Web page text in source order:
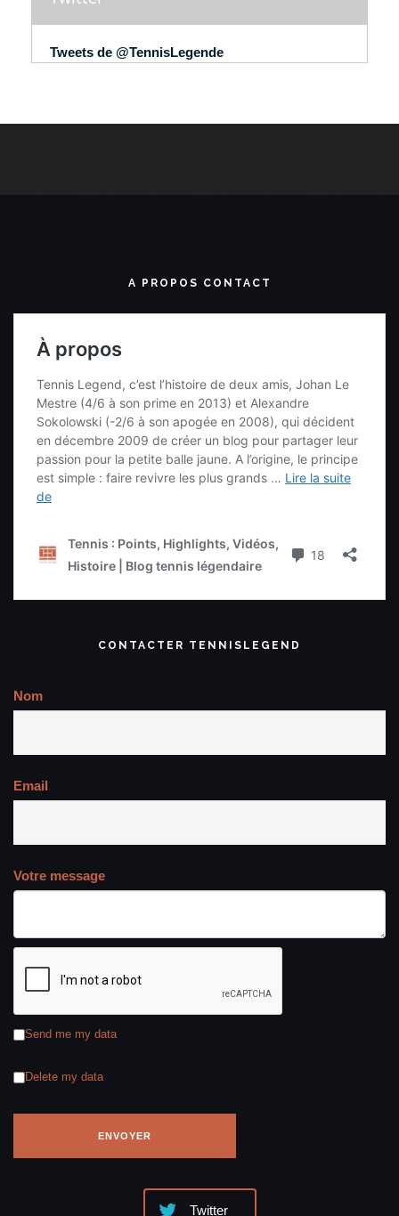
Tweets de @TennisLegende
A PROPOS CONTACT
CONTACTER TENNISLEGEND
Nom
Email
Votre message
Send me my data
Delete my data
Twitter